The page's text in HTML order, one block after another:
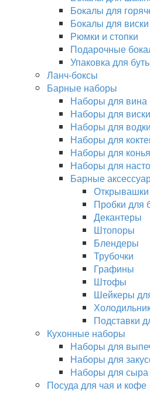
Бокалы для
Бокалы для виски
Рюмки и стопки
Подарочные
Упаковка для
Ланч-боксы
Барные наборы
Наборы для вина
Наборы для виски
Наборы для водки
Наборы для
Наборы для
Наборы для
Барные
Открывашки
Пробки для
Декантеры
Штопоры
Блендеры
Трубочки
Графины
Штофы
Шейкеры
Подставки
Кухонные наборы
Наборы для
Наборы для
Наборы для сыра
Посуда для чая и кофе